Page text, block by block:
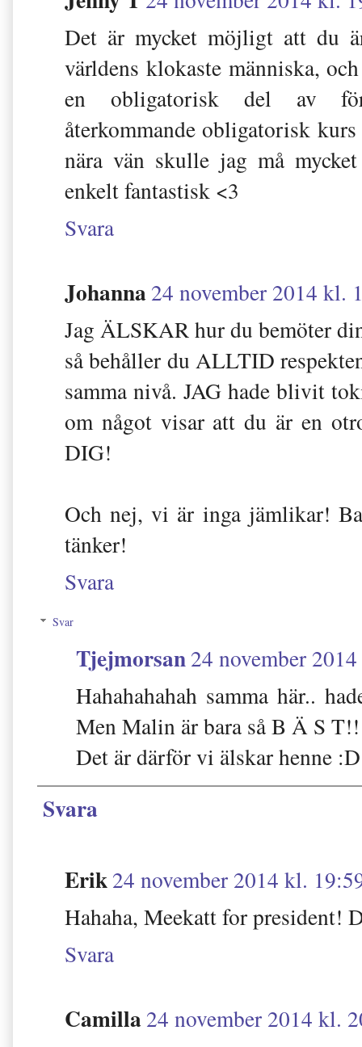
Det är mycket möjligt att du
världens klokaste människa,
en obligatorisk del av
återkommande obligatorisk
nära vän skulle jag må
enkelt fantastisk <3
Svara
Johanna24 november 2014 kl.
Jag ÄLSKAR hur du bemöter
så behåller du ALLTID
samma nivå. JAG hade blivit
om något visar att du är en
DIG!
Och nej, vi är inga jämlikar!
tänker!
Svara
Svar
Tjejmorsan24 november
Hahahahahah samma här..
Men Malin är bara så B Ä S
Det är därför vi älskar henne :D
Svara
Erik24 november 2014 kl.
Hahaha, Meekatt for president!
Svara
Camilla24 november 2014 kl.